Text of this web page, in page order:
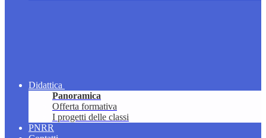
Didattica
Panoramica
Offerta formativa
I progetti delle classi
PNRR